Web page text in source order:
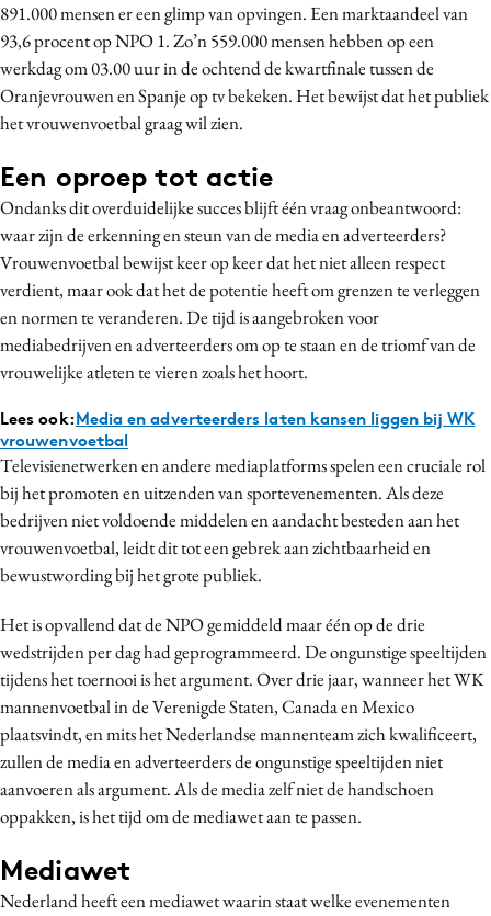
891.000 mensen er een glimp van opvingen. Een marktaandeel van
93,6 procent op NPO 1. Zo’n 559.000 mensen hebben op een
werkdag om 03.00 uur in de ochtend de kwartfinale tussen de
Oranjevrouwen en Spanje op tv bekeken. Het bewijst dat het publiek
het vrouwenvoetbal graag wil zien.
Een oproep tot actie
Ondanks dit overduidelijke succes blijft één vraag onbeantwoord:
waar zijn de erkenning en steun van de media en adverteerders?
Vrouwenvoetbal bewijst keer op keer dat het niet alleen respect
verdient, maar ook dat het de potentie heeft om grenzen te verleggen
en normen te veranderen. De tijd is aangebroken voor
mediabedrijven en adverteerders om op te staan en de triomf van de
vrouwelijke atleten te vieren zoals het hoort.
Lees ook:Media en adverteerders laten kansen liggen bij WK
vrouwenvoetbal
Televisienetwerken en andere mediaplatforms spelen een cruciale rol
bij het promoten en uitzenden van sportevenementen. Als deze
bedrijven niet voldoende middelen en aandacht besteden aan het
vrouwenvoetbal, leidt dit tot een gebrek aan zichtbaarheid en
bewustwording bij het grote publiek.
Het is opvallend dat de NPO gemiddeld maar één op de drie
wedstrijden per dag had geprogrammeerd. De ongunstige speeltijden
tijdens het toernooi is het argument. Over drie jaar, wanneer het WK
mannenvoetbal in de Verenigde Staten, Canada en Mexico
plaatsvindt, en mits het Nederlandse mannenteam zich kwalificeert,
zullen de media en adverteerders de ongunstige speeltijden niet
aanvoeren als argument. Als de media zelf niet de handschoen
oppakken, is het tijd om de mediawet aan te passen.
Mediawet
Nederland heeft een mediawet waarin staat welke evenementen